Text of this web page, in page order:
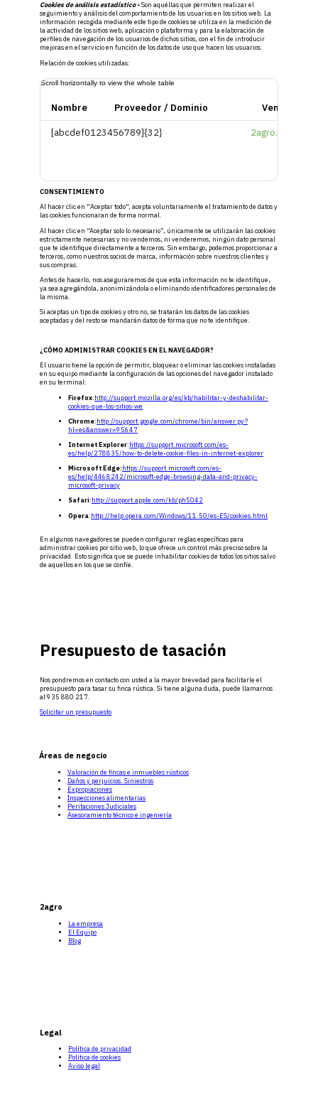
Cookies de análisis estadístico -Son aquéllas que permiten realizar el
seguimiento y análisis del comportamiento de los usuarios en los sitios web. La
información recogida mediante este tipo de cookies se utiliza en la medición de
la actividad de los sitios web, aplicación o plataforma y para la elaboración de
perfiles de navegación de los usuarios de dichos sitios, con el fin de introducir
mejoras en el servicio en función de los datos de uso que hacen los usuarios.
Relación de cookies utilizadas:
Nombre Proveedor / Dominio
[abcdef0123456789]{32} 2agro.com
CONSENTIMIENTO
Al hacer clic en "Aceptar todo", acepta voluntariamente el tratamiento de datos y
las cookies funcionaran de forma normal.
Al hacer clic en “Aceptar solo lo necesario”, únicamente se utilizarán las cookies
estrictamente necesarias y no vendemos, ni venderemos, ningún dato personal
que te identifique directamente a terceros. Sin embargo, podemos proporcionar a
terceros, como nuestros socios de marca, información sobre nuestros clientes y
sus compras.
Antes de hacerlo, nos aseguraremos de que esta información no te identifique,
ya sea agregándola, anonimizándola o eliminando identificadores personales de
la misma.
Si aceptas un tipo de cookies y otro no, se tratarán los datos de las cookies
aceptadas y del resto se mandarán datos de forma que no te identifique.
¿CÓMO ADMINISTRAR COOKIES EN EL NAVEGADOR?
El usuario tiene la opción de permitir, bloquear o eliminar las cookies instaladas
en su equipo mediante la configuración de las opciones del navegador instalado
en su terminal:
Firefox:http://support.mozilla.org/es/kb/habilitar-y-deshabilitar-
cookies-que-los-sitios-we
Chrome:http://support.google.com/chrome/bin/answer.py?
hl=es&answer=95647
Internet Explorer:https://support.microsoft.com/es-
es/help/278835/how-to-delete-cookie-files-in-internet-explorer
Microsoft Edge: https://support.microsoft.com/es-
es/help/4468242/microsoft-edge-browsing-data-and-privacy-
microsoft-privacy
Safari:http://support.apple.com/kb/ph5042
Opera:http://help.opera.com/Windows/11.50/es-ES/cookies.html
En algunos navegadores se pueden configurar reglas específicas para
administrar cookies por sitio web, lo que ofrece un control más preciso sobre la
privacidad. Esto significa que se puede inhabilitar cookies de todos los sitios salvo
de aquellos en los que se confíe.
Presupuesto de tasación
Nos pondremos en contacto con usted a la mayor brevedad para facilitarle el
presupuesto para tasar su finca rústica. Si tiene alguna duda, puede llamarnos
al 935 880 217.
Solicitar un presupuesto
Áreas de negocio
Valoración de fincas e inmuebles rústicos
Daños y perjuicios. Siniestros
Expropiaciones
Inspecciones alimentarias
Peritaciones Judiciales
Asesoramiento técnico e ingeniería
2agro
La empresa
El Equipo
Blog
Legal
Política de privacidad
Política de cookies
Aviso legal